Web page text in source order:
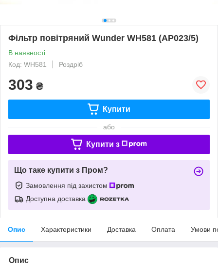
Фільтр повітряний Wunder WH581 (AP023/5)
В наявності
Код: WH581
Роздріб
303 ₴
Купити
або
Купити з
Що таке купити з Пром?
Замовлення під захистом
Доступна доставка
Опис Характеристики Доставка Оплата Умови
Опис